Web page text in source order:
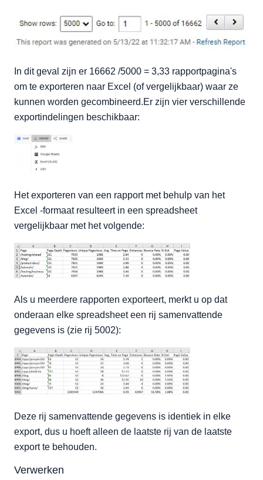
In dit geval zijn er 16662 /5000 = 3,33 rapportpagina's
om te exporteren naar Excel (of vergelijkbaar) waar ze
kunnen worden gecombineerd.Er zijn vier verschillende
exportindelingen beschikbaar:
Het exporteren van een rapport met behulp van het
Excel -formaat resulteert in een spreadsheet
vergelijkbaar met het volgende:
Als u meerdere rapporten exporteert, merkt u op dat
onderaan elke spreadsheet een rij samenvattende
gegevens is (zie rij 5002):
Deze rij samenvattende gegevens is identiek in elke
export, dus u hoeft alleen de laatste rij van de laatste
export te behouden.
Verwerken